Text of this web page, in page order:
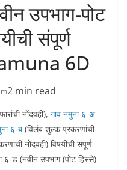
उपभाग-पोट
संपूर्ण
6D
2 min read
नोंदवही), गाव नमुना ६-अ
६-ब (विलंब शुल्क प्रकरणांची
नोंदवही) विषयीची संपूर्ण
६-ड (नवीन उपभाग (पोट हिस्से)